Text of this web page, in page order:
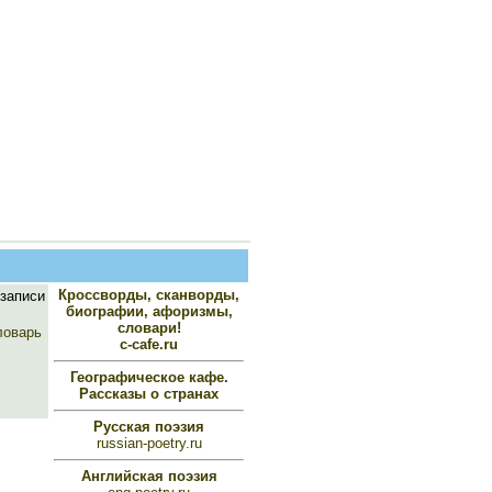
Кроссворды, сканворды,
биографии, афоризмы,
словари!
c-cafe.ru
Географическое кафе.
Рассказы о странах
Русская поэзия
russian-poetry.ru
Английская поэзия